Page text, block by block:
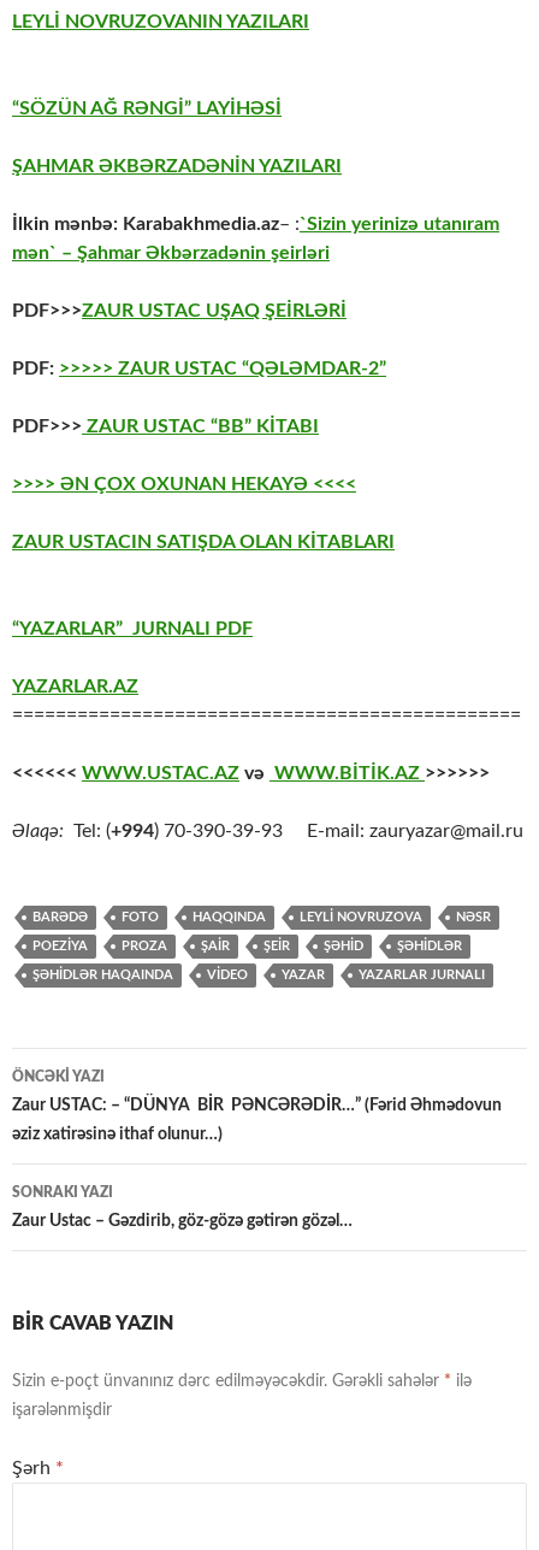
LEYLİ NOVRUZOVANIN YAZILARI
“SÖZÜN AĞ RƏNGİ” LAYİHƏSİ
ŞAHMAR ƏKBƏRZADƏNİN YAZILARI
İlkin mənbə: Karabakhmedia.az– :`Sizin yerinizə utanıram
mən` – Şahmar Əkbərzadənin şeirləri
PDF>>>ZAUR USTAC UŞAQ ŞEİRLƏRİ
PDF: >>>>> ZAUR USTAC “QƏLƏMDAR-2”
PDF>>> ZAUR USTAC “BB” KİTABI
>>>> ƏN ÇOX OXUNAN HEKAYƏ <<<<
ZAUR USTACIN SATIŞDA OLAN KİTABLARI
“YAZARLAR” JURNALI PDF
YAZARLAR.AZ
===============================================
<<<<<< WWW.USTAC.AZ və WWW.BİTİK.AZ >>>>>>
Əlaqə: Tel: (+994) 70-390-39-93 E-mail: zauryazar@mail.ru
BARƏDƏ FOTO HAQQINDA LEYLİ NOVRUZOVA NƏSR
POEZİYA PROZA ŞAİR ŞEİR ŞƏHİD ŞƏHİDLƏR
ŞƏHİDLƏR HAQAINDA VİDEO YAZAR YAZARLAR JURNALI
Yazılar
üzrə
ÖNCƏKI YAZI
Zaur USTAC: – “DÜNYA BİR PƏNCƏRƏDİR…” (Fərid Əhmədovun
əziz xatirəsinə ithaf olunur…)
SONRAKI YAZI
Zaur Ustac – Gəzdirib, göz-gözə gətirən gözəl…
BIR CAVAB YAZIN
Sizin e-poçt ünvanınız dərc edilməyəcəkdir. Gərəkli sahələr * ilə
işarələnmişdir
Şərh *